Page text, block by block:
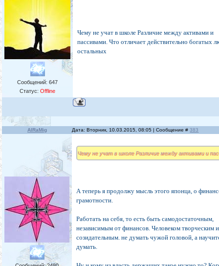
Сообщений:647
Статус:Offline
Чему не учат в школе Различие между активами и
пассивами. Что отличает действительно богатых
остальных
AlRaMig Дата: Вторник, 10.03.2015, 08:05 | Сообщение #383
Чему не учат в школе Различие между активами и
А теперь я продолжу мысль этого японца, о
грамотности.
Работать на себя, то есть быть самодостаточным,
независимым от финансов. Человеком творческим и
созидательным. не думать чужой головой, а
думать.